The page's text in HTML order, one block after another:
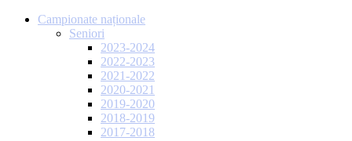
Campionate naționale
Seniori
2023-2024
2022-2023
2021-2022
2020-2021
2019-2020
2018-2019
2017-2018